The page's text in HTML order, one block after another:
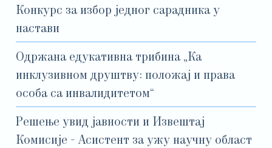
Конкурс за избор једног сарадника у
настави
Одржана едукативна трибина „Ка
инклузивном друштву: положај и права
особа са инвалидитетом“
Решење увид јавности и Извештај
Комисије - Асистент за ужу научну област